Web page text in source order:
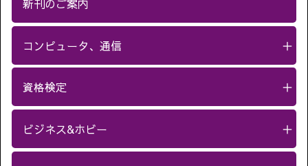
新刊のご案内
コンピュータ、通信 ＋
資格検定 ＋
ビジネス&ホビー ＋